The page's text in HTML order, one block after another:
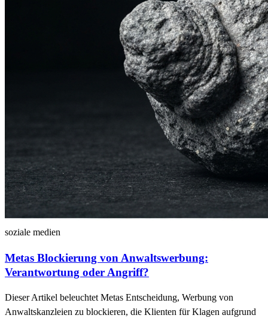
soziale medien
Metas Blockierung von Anwaltswerbung:
Verantwortung oder Angriff?
Dieser Artikel beleuchtet Metas Entscheidung, Werbung von
Anwaltskanzleien zu blockieren, die Klienten für Klagen aufgrund